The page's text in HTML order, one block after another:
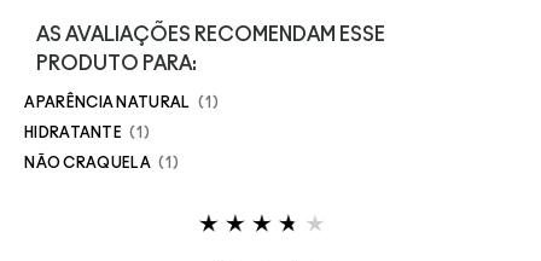
AS AVALIAÇÕES RECOMENDAM ESSE
PRODUTO PARA:
APARÊNCIA NATURAL 1
HIDRATANTE 1
NÃO CRAQUELA 1